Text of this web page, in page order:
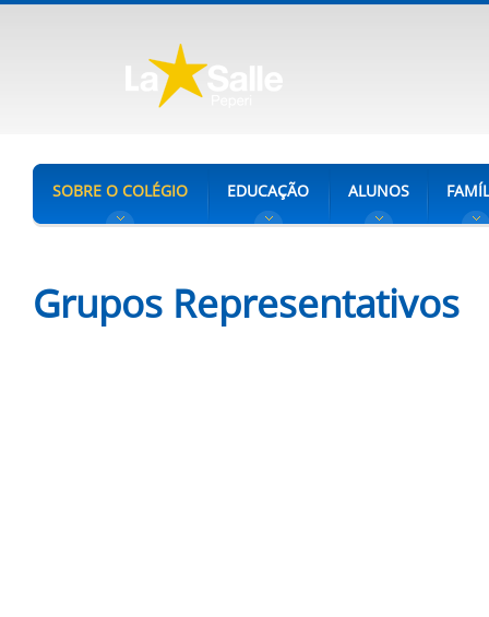
SOBRE O COLÉGIO EDUCAÇÃO ALUNOS
Grupos Representativos